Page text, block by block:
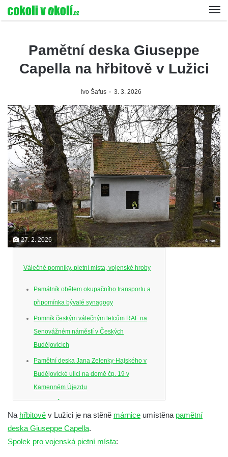
Pamětní deska Giuseppe
Capella na hřbitově v Lužici
Ivo Šafus 3. 3. 2026
27. 2. 2026
Válečné pomníky, pietní místa, vojenské hroby
Památník obětem okupačního transportu a
připomínka bývalé synagogy
Pomník českým válečným letcům RAF na
Senovážném náměstí v Českých
Budějovicích
Pamětní deska Jana Zelenky-Hajského v
Budějovické ulici na domě čp. 19 v
Kamenném Újezdu
Kenotaf Šimona Valhy na starém hřbitově v
Kamenném Újezdě
Kenotaf Václava B. Hájka na starém
hřbitově v Kamenném Újezdě
Na hřbitově v Lužici je na stěně márnice umístěna pamětní
deska Giuseppe Capella.
Spolek pro vojenská pietní místa: